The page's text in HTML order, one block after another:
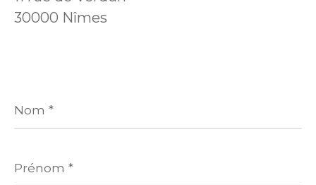
30000 Nîmes
*
*